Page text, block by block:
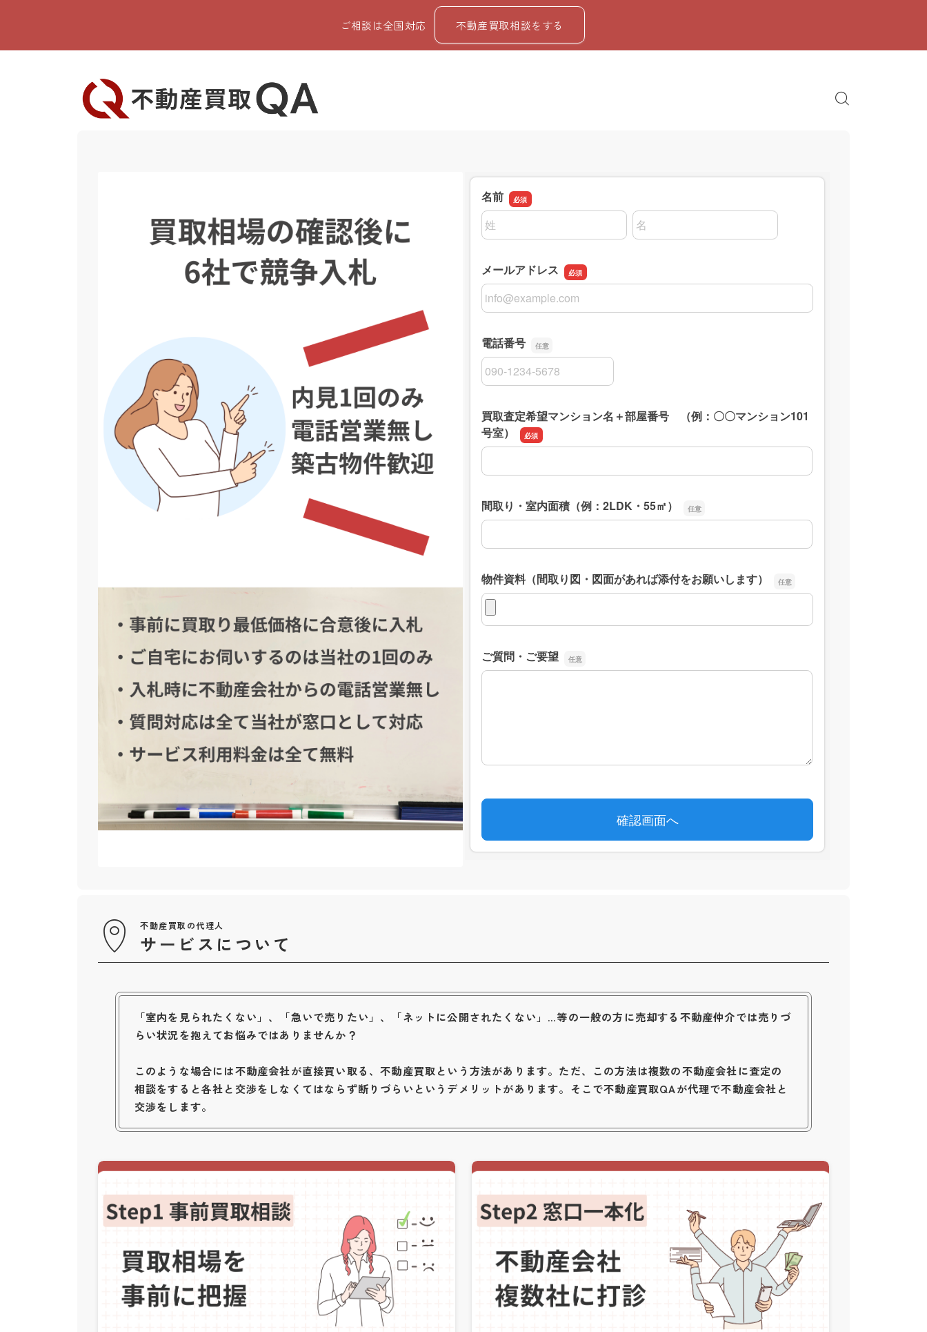
ご相談は全国対応 不動産買取相談をする
不動産買取の代理人
サービスについて
「室内を見られたくない」、「急いで売りたい」、「ネットに公開されたくない」…等の一般の方に売却する不動産仲介では売りづ
らい状況を抱えてお悩みではありませんか？
このような場合には不動産会社が直接買い取る、不動産買取という方法があります。ただ、この方法は複数の不動産会社に査定の
相談をすると各社と交渉をしなくてはならず断りづらいというデメリットがあります。そこで不動産買取QAが代理で不動産会社と
交渉をします。